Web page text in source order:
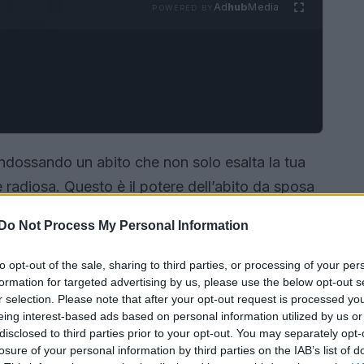
Do Not Process My Personal Information
opt-out of the sale, sharing to third parties, or processing of your
for targeted advertising by us, please use the below opt-out
selection. Please note that after your opt-out request is processed
interest-based ads based on personal information utilized by us
to third parties prior to your opt-out. You may separately
of your personal information by third parties on the IAB’s list of
AdhubMedia
un abito che non solo esalta la tua
Questo è il potere dell’abito da sposa
conquistare i cuori delle spose in tutto il
il Regency Core, ispirato alla serie TV
l’anno perfetto per sfoggiare questo modello
l’abito impero è l’ideale per il tuo grande